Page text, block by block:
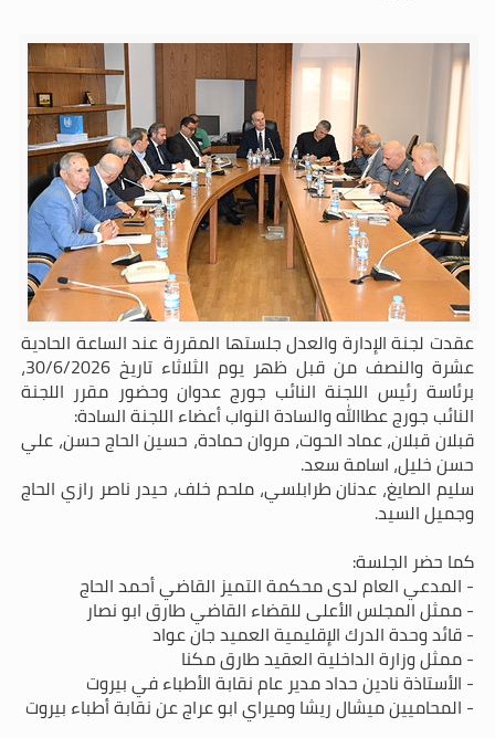
عقدت لجنة الإدارة والعدل جلستها المقررة عند الساعة الحادية
عشرة والنصف من قبل ظهر يوم الثلاثاء تاريخ 30/6/2026،
برئاسة رئيس اللجنة النائب جورج عدوان وحضور مقرر اللجنة
النائب جورج عطاالله والسادة النواب أعضاء اللجنة السادة:
قبلان قبلان، عماد الحوت، مروان حمادة، حسين الحاج حسن، علي
حسن خليل، اسامة سعد.
سليم الصايغ، عدنان طرابلسي، ملحم خلف، حيدر ناصر رازي الحاج
وجميل السيد.
كما حضر الجلسة:
- المدعي العام لدى محكمة التميز القاضي أحمد الحاج
- ممثل المجلس الأعلى للقضاء القاضي طارق ابو نصار
- قائد وحدة الدرك الإقليمية العميد جان عواد
- ممثل وزارة الداخلية العقيد طارق مكنا
- الأستاذة نادين حداد مدير عام نقابة الأطباء في بيروت
- المحاميين ميشال ريشا وميراي ابو عراج عن نقابة أطباء بيروت